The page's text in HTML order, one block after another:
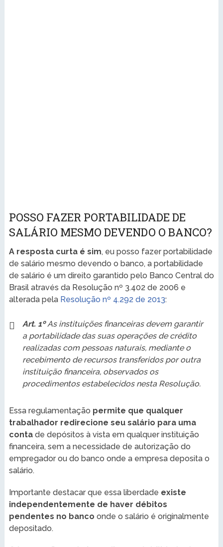
POSSO FAZER PORTABILIDADE DE
SALÁRIO MESMO DEVENDO O BANCO?
A resposta curta é sim, eu posso fazer portabilidade
de salário mesmo devendo o banco, a portabilidade
de salário é um direito garantido pelo Banco Central do
Brasil através da Resolução nº 3.402 de 2006 e
alterada pela Resolução nº 4.292 de 2013:
Art. 1ºAs instituições financeiras devem garantir
a portabilidade das suas operações de crédito
realizadas com pessoas naturais, mediante o
recebimento de recursos transferidos por outra
instituição financeira, observados os
procedimentos estabelecidos nesta Resolução.
Essa regulamentação permite que qualquer
trabalhador redirecione seu salário para uma
contade depósitos à vista em qualquer instituição
financeira, sem a necessidade de autorização do
empregador ou do banco onde a empresa deposita o
salário.
Importante destacar que essa liberdade existe
independentemente de haver débitos
pendentes no banco onde o salário é originalmente
depositado.